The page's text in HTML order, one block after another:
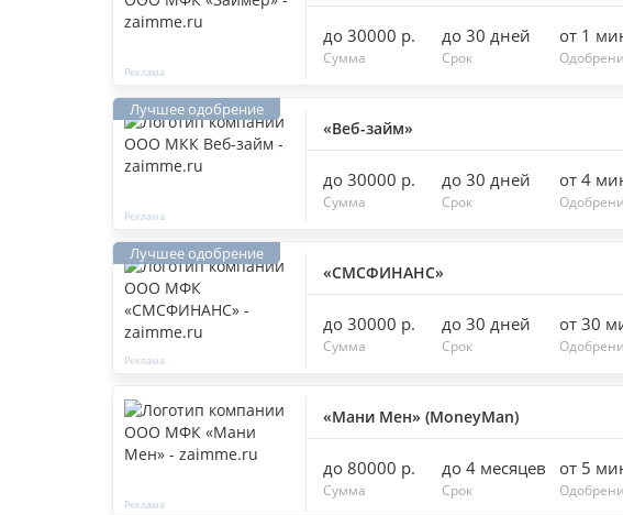
до 30000 р.
Сумма
до 30 дней
Срок
от 1
«Веб-займ»
до 30000 р.
Сумма
до 30 дней
Срок
от 4
«СМСФИНАНС»
до 30000 р.
Сумма
до 30 дней
Срок
от 30
«Мани Мен» (MoneyMan)
до 80000 р.
Сумма
до 4 месяцев
Срок
от 5